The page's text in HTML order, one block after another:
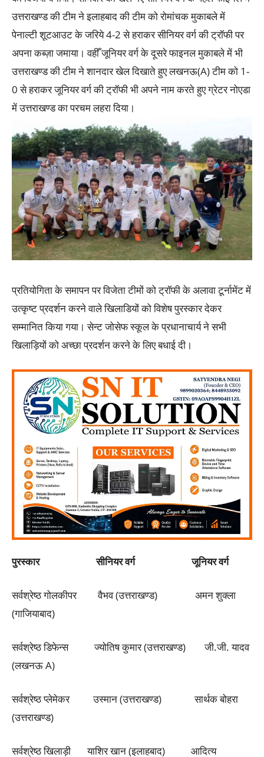
उत्तराखण्ड की टीम ने इलाहबाद की टीम को रोमांचक मुकाबले में
पेनाल्टी शूटआउट के जरिये 4-2 से हराकर सीनियर वर्ग की ट्रॉफी पर
अपना कब्ज़ा जमाया। वहीँ जूनियर वर्ग के दूसरे फाइनल मुकाबले में भी
उत्तराखण्ड की टीम ने शानदार खेल दिखाते हुए लखनऊ(A) टीम को 1-
0 से हराकर जूनियर वर्ग की ट्रॉफी भी अपने नाम करते हुए ग्रेटर नोएडा
में उत्तराखण्ड का परचम लहरा दिया।
प्रतियोगिता के समापन पर विजेता टीमों को ट्रॉफी के अलावा टूर्नामेंट में
उत्कृष्ट प्रदर्शन करने वाले खिलाडियों को विशेष पुरस्कार देकर
सम्मानित किया गया। सेन्ट जोसेफ स्कूल के प्रधानाचार्य ने सभी
खिलाड़ियों को अच्छा प्रदर्शन करने के लिए बधाई दी।
पुरस्कार सीनियर वर्ग जूनियर वर्ग
सर्वश्रेष्ठ गोलकीपर वैभव (उत्तराखण्ड) अमन शुक्ला
(गाजियाबाद)
सर्वश्रेष्ठ डिफेन्स ज्योतिष कुमार (उत्तराखण्ड) जी.जी. यादव
(लखनऊ A)
सर्वश्रेष्ठ प्लेमेकर उस्मान (उत्तराखण्ड) सार्थक बोहरा
(उत्तराखण्ड)
सर्वश्रेष्ठ खिलाड़ी याशिर खान (इलाहबाद) आदित्य